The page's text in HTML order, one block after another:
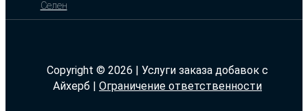
Селен
Copyright © 2026 | Услуги заказа добавок с
Айхерб | Ограничение ответственности